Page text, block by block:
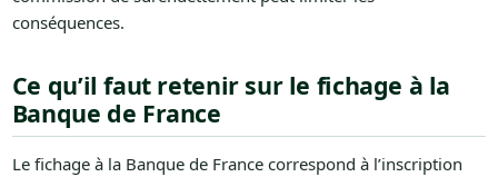
conséquences.
Ce qu’il faut retenir sur le fichage à la
Banque de France
Le fichage à la Banque de France correspond à l’inscription